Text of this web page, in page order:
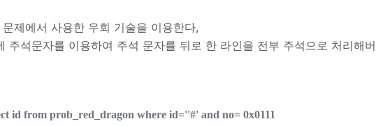
제에서 사용한 우회 기술을 이용한다,
주석문자를 이용하여 주석 문자를 뒤로 한 라인을 전부 주석으로 처리해버
id from prob_red_dragon where id=''#' and no= 0x0111